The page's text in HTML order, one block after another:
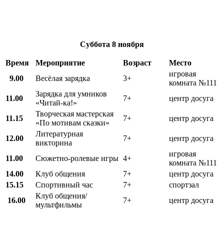
Суббота 8 ноября
Время Мероприятие Возраст
Место
9.00
Весёлая зарядка 3+
игровая
комната №111
11.00
Зарядка для умников
«Читай-ка!»
7+ центр досуга
11.15
Творческая мастерская
«По мотивам сказки»
7+ центр досуга
12.00
Литературная
викторина
7+ центр досуга
11.00 Сюжетно-ролевые игры 4+
игровая
комната №111
14.00
Клуб общения 7+
центр досуга
15.15
Спортивный час 7+
спортзал
16.00
Клуб общения/
мультфильмы
7+ центр досуга